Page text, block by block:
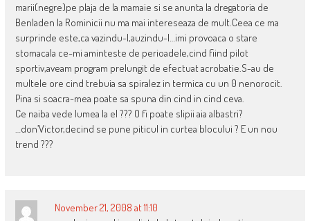
marii(negre)pe plaja de la mamaie si se anunta la dregatoria de
Benladen la Rominicii nu ma mai intereseaza de mult.Ceea ce ma
surprinde este,ca vazindu-l,auzindu-l…imi provoaca o stare
stomacala ce-mi aminteste de perioadele,cind fiind pilot
sportiv,aveam program prelungit de efectuat acrobatie.S-au de
multele ore cind trebuia sa spiralez in termica cu un 0 nenorocit.
Pina si soacra-mea poate sa spuna din cind in cind ceva.
Ce naiba vede lumea la el ??? O fi poate slipii aia albastri?
…don’Victor,decind se pune piticul in curtea blocului ? E un nou
trend ???
November 21, 2008 at 11:10